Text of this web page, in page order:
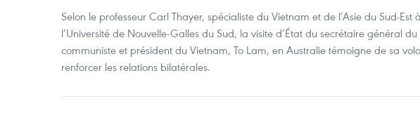
Selon le professeur Carl Thayer, spécialiste du Vietnam et de l’Asie du Sud-Est à
l’Université de Nouvelle-Galles du Sud, la visite d’État du secrétaire général du
communiste et président du Vietnam, To Lam, en Australie témoigne de sa
renforcer les relations bilatérales.